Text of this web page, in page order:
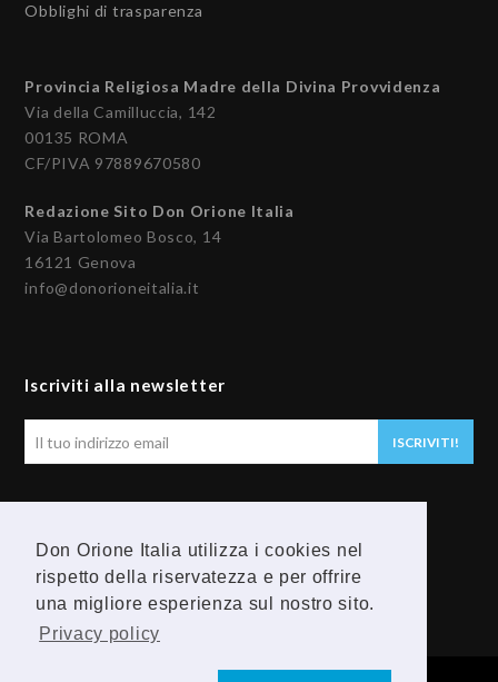
Don Orione Italia utilizza i cookies nel
rispetto della riservatezza e per offrire
una migliore esperienza sul nostro sito.
Privacy policy
Obblighi di trasparenza
Provincia Religiosa Madre della Divina Provvidenza
Via della Camilluccia, 142
00135 ROMA
CF/PIVA 97889670580
Redazione Sito Don Orione Italia
Via Bartolomeo Bosco, 14
16121 Genova
info@donorioneitalia.it
Iscriviti alla newsletter
ISCRIVITI!
F
Y
o